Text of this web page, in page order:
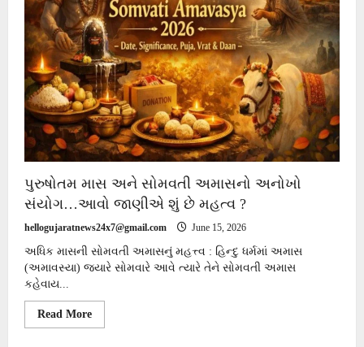
પુરુષોતમ માસ અને સોમવતી અમાસનો અનોખો
સંયોગ…આવો જાણીએ શું છે મહત્વ ?
hellogujaratnews24x7@gmail.com June 15, 2026
અધિક માસની સોમવતી અમાસનું મહત્ત્વ : હિન્દુ ધર્મમાં અમાસ
(અમાવસ્યા) જ્યારે સોમવારે આવે ત્યારે તેને સોમવતી અમાસ
કહેવાય...
Read MoreRead